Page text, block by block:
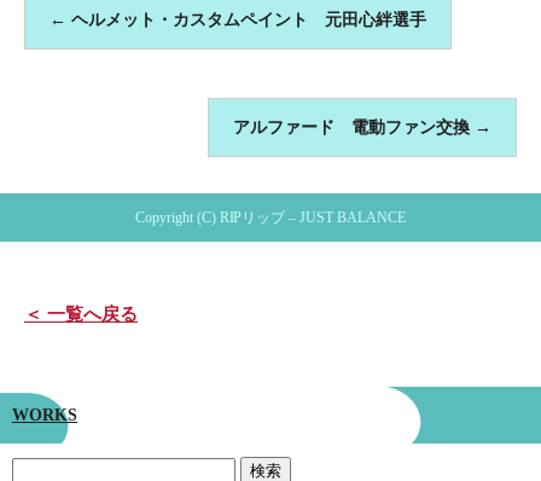
← ヘルメット・カスタムペイント 元田心絆選手
アルファード 電動ファン交換 →
Copyright (C) RIPリップ – JUST BALANCE
＜ 一覧へ戻る
WORKS